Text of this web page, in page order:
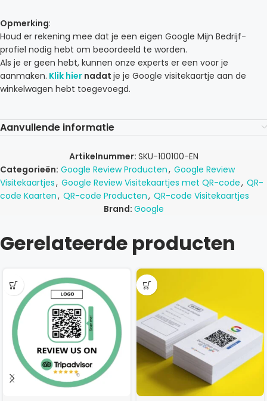
Opmerking:
Houd er rekening mee dat je een eigen Google Mijn Bedrijf-
profiel nodig hebt om beoordeeld te worden.
Als je er geen hebt, kunnen onze experts er een voor je
aanmaken. Klik hier nadat je je Google visitekaartje aan de
winkelwagen hebt toegevoegd.
Aanvullende informatie
Artikelnummer: SKU-100100-EN
Categorieën: Google Review Producten, Google Review
Visitekaartjes, Google Review Visitekaartjes met QR-code, QR-
code Kaarten, QR-code Producten, QR-code Visitekaartjes
Brand: Google
Gerelateerde producten